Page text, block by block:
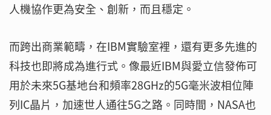
人機協作更為安全、創新，而且穩定。
而跨出商業範疇，在IBM實驗室裡，還有更多先進的
科技也即將成為進行式。像最近IBM與愛立信發佈可
用於未來5G基地台和頻率28GHz的5G毫米波相位陣
列IC晶片，加速世人通往5G之路。同時間，NASA也